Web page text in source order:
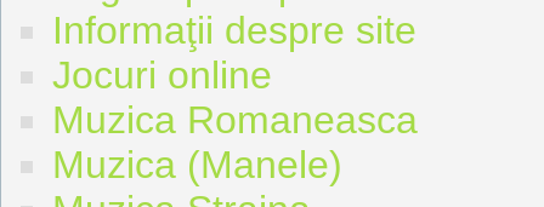
Informaţii despre site
Jocuri online
Muzica Romaneasca
Muzica (Manele)